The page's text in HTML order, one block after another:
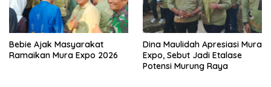
Bebie Ajak Masyarakat
Ramaikan Mura Expo 2026
Dina Maulidah Apresiasi Mura
Expo, Sebut Jadi Etalase
Potensi Murung Raya